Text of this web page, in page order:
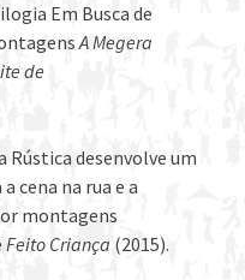
Em Busca de
A Megera
de
Rústica desenvolve um
cena na rua e a
montagens
Feito Criança (2015).